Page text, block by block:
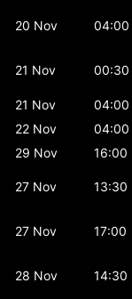
20 Nov 04:00
21 Nov 00:30
21 Nov
04:00
22 Nov
04:00
29 Nov
16:00
27 Nov 13:30
27 Nov 17:00
28 Nov 14:30